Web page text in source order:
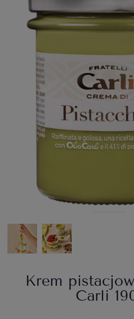
Krem
Carli